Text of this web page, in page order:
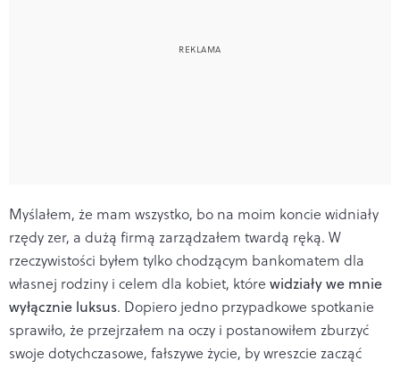
Myślałem, że mam wszystko, bo na moim koncie widniały
rzędy zer, a dużą firmą zarządzałem twardą ręką. W
rzeczywistości byłem tylko chodzącym bankomatem dla
własnej rodziny i celem dla kobiet, które widziały we mnie
wyłącznie luksus. Dopiero jedno przypadkowe spotkanie
sprawiło, że przejrzałem na oczy i postanowiłem zburzyć
swoje dotychczasowe, fałszywe życie, by wreszcie zacząć